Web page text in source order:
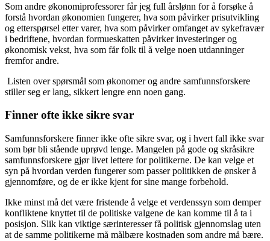
Som andre økonomiprofessorer får jeg full årslønn for å forsøke å
forstå hvordan økonomien fungerer, hva som påvirker prisutvikling
og etterspørsel etter varer, hva som påvirker omfanget av sykefravær
i bedriftene, hvordan formueskatten påvirker investeringer og
økonomisk vekst, hva som får folk til å velge noen utdanninger
fremfor andre.
Listen over spørsmål som økonomer og andre samfunnsforskere
stiller seg er lang, sikkert lengre enn noen gang.
Finner ofte ikke sikre svar
Samfunnsforskere finner ikke ofte sikre svar, og i hvert fall ikke svar
som bør bli stående uprøvd lenge. Mangelen på gode og skråsikre
samfunnsforskere gjør livet lettere for politikerne. De kan velge et
syn på hvordan verden fungerer som passer politikken de ønsker å
gjennomføre, og de er ikke kjent for sine mange forbehold.
Ikke minst må det være fristende å velge et verdenssyn som demper
konfliktene knyttet til de politiske valgene de kan komme til å ta i
posisjon. Slik kan viktige særinteresser få politisk gjennomslag uten
at de samme politikerne må målbære kostnaden som andre må bære.